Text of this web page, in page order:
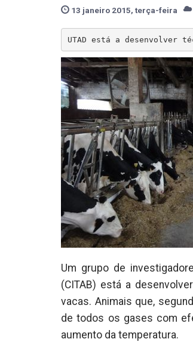
13 janeiro 2015, terça-feira
UTAD está a desenvolver
Um grupo de
(CITAB) está a
vacas. Animais que,
de todos os gases com
aumento da temperatura.